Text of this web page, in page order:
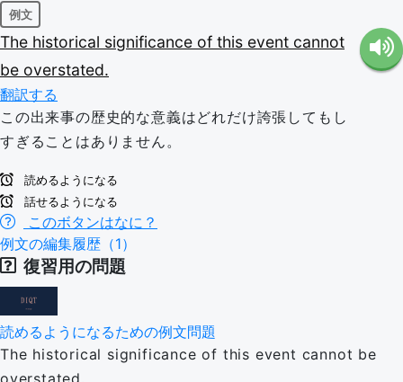
例文
The historical significance of this event cannot
be overstated.
翻訳する
この出来事の歴史的な意義はどれだけ誇張してもし
すぎることはありません。
読めるようになる
話せるようになる
このボタンはなに？
例文の編集履歴（1）
復習用の問題
読めるようになるための例文問題
The historical significance of this event cannot be
overstated.